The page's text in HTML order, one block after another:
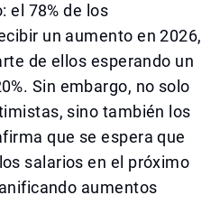
el 78% de los
un aumento en 2026,
de ellos esperando un
Sin embargo, no solo
sino también los
que se espera que
salarios en el próximo
aumentos